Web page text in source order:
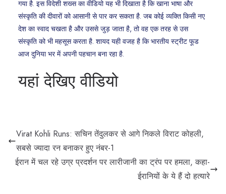
गया है. इस विदेशी शख्स का वीडियो यह भी दिखाता है कि खाना भाषा और
संस्कृति की दीवारों को आसानी से पार कर सकता है. जब कोई व्यक्ति किसी नए
देश का स्वाद चखता है और उससे जुड़ जाता है, तो वह एक तरह से उस
संस्कृति को भी महसूस करता है. शायद यही वजह है कि भारतीय स्ट्रीट फूड
आज दुनिया भर में अपनी पहचान बना रहा है.
यहां देखिए वीडियो
Virat Kohli Runs: सचिन तेंदुलकर से आगे निकले विराट कोहली,
सबसे ज्यादा रन बनाकर हुए नंबर-1
ईरान में चल रहे उग्र प्रदर्शन पर लारीजानी का ट्रंप पर हमला, कहा-
ईरानियों के ये हैं दो हत्यारे